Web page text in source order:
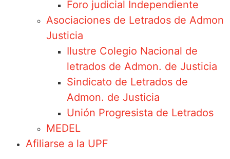
Foro judicial Independiente
Asociaciones de Letrados de Admon
Justicia
Ilustre Colegio Nacional de
letrados de Admon. de Justicia
Sindicato de Letrados de
Admon. de Justicia
Unión Progresista de Letrados
MEDEL
Afiliarse a la UPF